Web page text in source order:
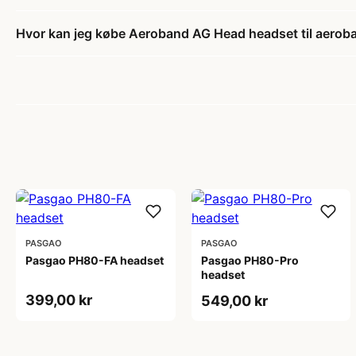
Hvor kan jeg købe Aeroband AG Head headset til
PASGAO
Pasgao PH80-FA headset
399,00 kr
PASGAO
Pasgao PH80-Pro
headset
549,00 kr